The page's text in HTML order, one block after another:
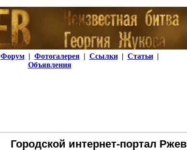
Форум | Фотогалерея | Ссылки | Статьи |
Объявления
Городской интернет-портал Ржев